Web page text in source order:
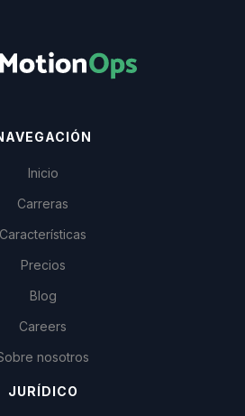
Inicio
Carreras
Características
Precios
Blog
Careers
nosotros
JURÍDICO